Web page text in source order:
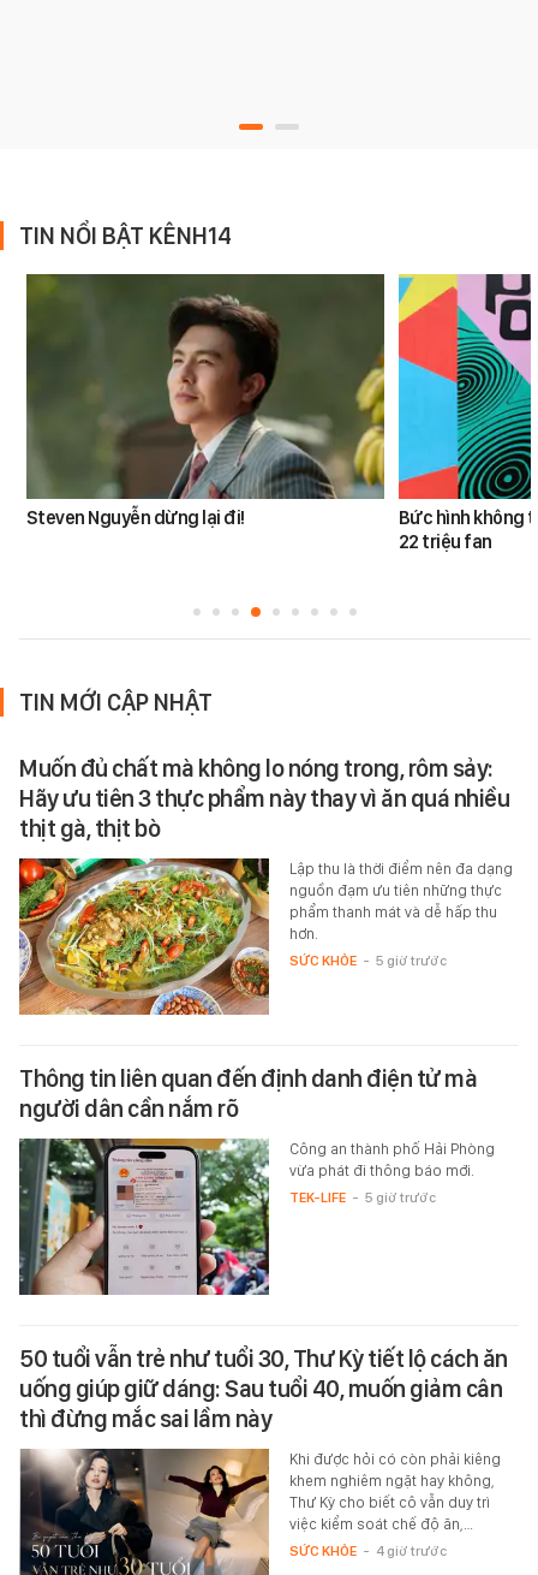
TIN NỔI BẬT KÊNH14
Steven Nguyễn dừng lại đi!
Bức hình không
22 triệu fan
TIN MỚI CẬP NHẬT
Muốn đủ chất mà không lo nóng trong, rôm sảy:
Hãy ưu tiên 3 thực phẩm này thay vì ăn quá nhiều
thịt gà, thịt bò
Lập thu là thời điểm nên đa dạng
nguồn đạm ưu tiên những thực
phẩm thanh mát và dễ hấp thu
hơn.
SỨC KHỎE - 5 giờ trước
Thông tin liên quan đến định danh điện tử mà
người dân cần nắm rõ
Công an thành phố Hải Phòng
vừa phát đi thông báo mới.
TEK-LIFE - 5 giờ trước
50 tuổi vẫn trẻ như tuổi 30, Thư Kỳ tiết lộ cách ăn
uống giúp giữ dáng: Sau tuổi 40, muốn giảm cân
thì đừng mắc sai lầm này
Khi được hỏi có còn phải kiêng
khem nghiêm ngặt hay không,
Thư Kỳ cho biết cô vẫn duy trì
việc kiểm soát chế độ ăn,…
SỨC KHỎE - 4 giờ trước